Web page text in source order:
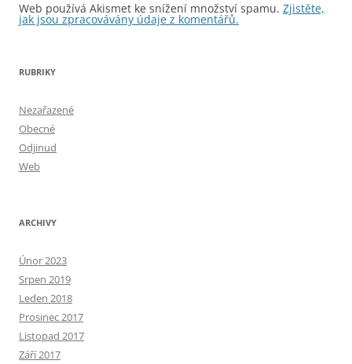
Web používá Akismet ke snížení množství spamu. Zjistěte,
jak jsou zpracovávány údaje z komentářů.
RUBRIKY
Nezařazené
Obecné
Odjinud
Web
ARCHIVY
Únor 2023
Srpen 2019
Leden 2018
Prosinec 2017
Listopad 2017
Září 2017